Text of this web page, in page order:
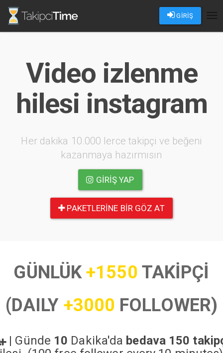
GİRİŞ
Video izlenme
hilesi instagram
Her dakika 10.000 lerce takipçi ve beğeni
kazanmaya hazırmısın
GIRIŞ YAP
PAKETLERINE BIR GÖZ AT
GÜNLÜK+1550 TAKİPÇİ
(DAILY +3000 FOLLOWER)
| Günde 10 Dakika'da bedava 150